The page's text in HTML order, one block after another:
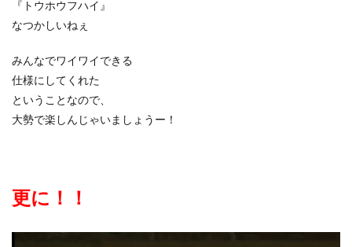
『トウホウフハイ』
なつかしいねぇ
みんなでワイワイできる
仕様にしてくれた
ということなので、
大勢で楽しんじゃいましょうー！
更に！！